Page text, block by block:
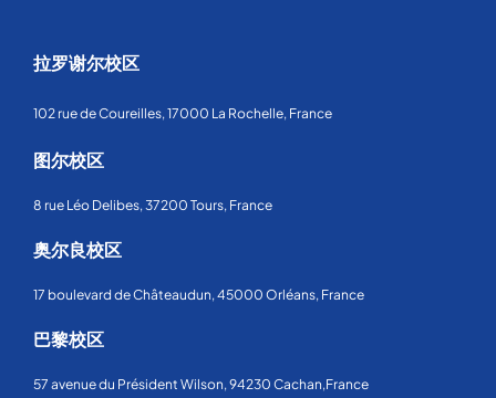
拉罗谢尔校区
102 rue de Coureilles, 17000 La Rochelle, France
图尔校区
8 rue Léo Delibes, 37200 Tours, France
奥尔良校区
17 boulevard de Châteaudun, 45000 Orléans, France
巴黎校区
57 avenue du Président Wilson, 94230 Cachan,France